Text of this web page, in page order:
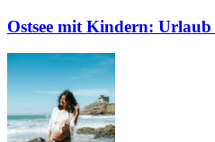
Ostsee mit Kindern: Urlaub